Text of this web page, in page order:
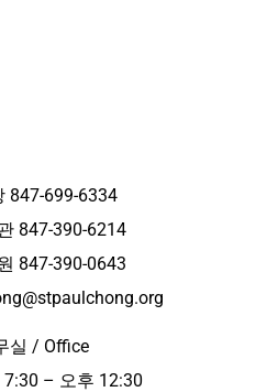
847-699-6334
847-390-6214
847-390-0643
실 / Office
7:30 – 오후 12:30